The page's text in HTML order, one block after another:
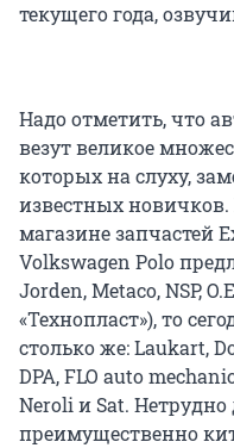
текущего года,
Надо отметить, что
везут великое
которых на слуху,
известных новичков.
магазине запчастей
Volkswagen Polo
Jorden, Metaco, NSP,
«Технопласт»), то
столько же: Laukart,
DPA, FLO auto
Neroli и Sat. Нетрудно
преимущественно